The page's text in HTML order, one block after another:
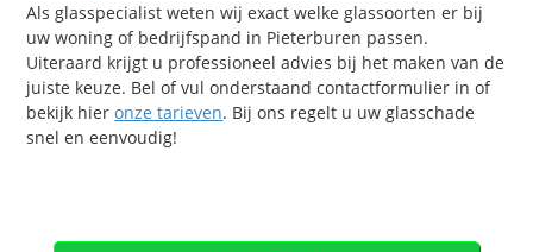
Als glasspecialist weten wij exact welke glassoorten er bij
uw woning of bedrijfspand in Pieterburen passen.
Uiteraard krijgt u professioneel advies bij het maken van de
juiste keuze. Bel of vul onderstaand contactformulier in of
bekijk hieronze tarieven. Bij ons regelt u uw glasschade
snel en eenvoudig!